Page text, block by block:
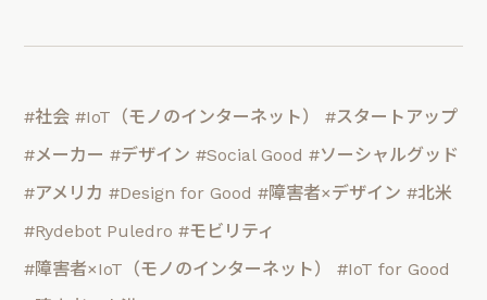
#社会 #IoT（モノのインターネット）
#スタートアップ
#メーカー #デザイン #Social Good #ソーシャルグッド
#アメリカ #Design for Good #障害者×デザイン #北米
#Rydebot Puledro #モビリティ
#障害者×IoT（モノのインターネット）
#IoT for Good